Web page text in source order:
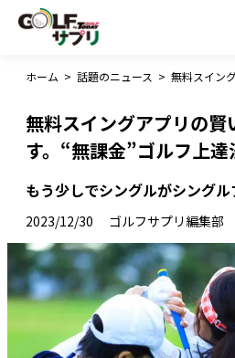
ホーム > 話題のニュース >
無料スイングアプリの賢
す。“無課金”ゴルフ上達
もう少しでシングルがシング
2023/12/30 ゴルフサプリ編集部